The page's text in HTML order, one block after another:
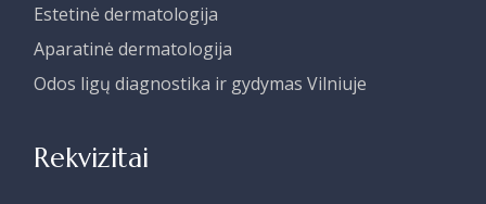
Estetinė dermatologija
Aparatinė dermatologija
Odos ligų diagnostika ir gydymas Vilniuje
Rekvizitai